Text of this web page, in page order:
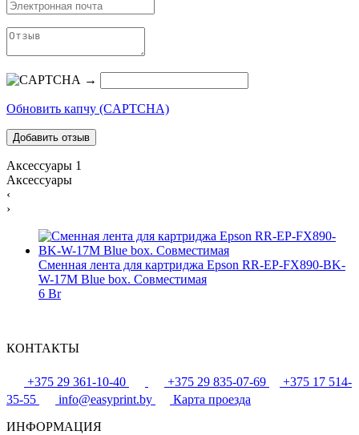
→
Обновить капчу (CAPTCHA)
Аксессуары 1
Аксессуары
‹
›
Сменная лента для картриджа Epson RR-EP-FX890-BK-
W-17M Blue box. Совместимая
6 Br
КОНТАКТЫ
+375 29 361-10-40 +375 29 835-07-69
+375 17 514-
35-55
info@easyprint.by
Карта проезда
ИНФОРМАЦИЯ